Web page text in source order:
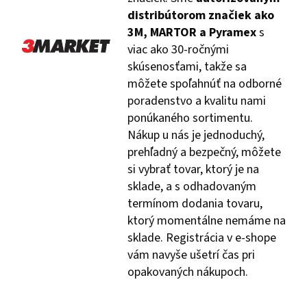
distribútorom značiek ako
3M, MARTOR a Pyramexs
viac ako 30-ročnými
skúsenosťami, takže sa
môžete spoľahnúť na odborné
poradenstvo a kvalitu nami
ponúkaného sortimentu.
Nákup u nás je jednoduchý,
prehľadný a bezpečný, môžete
si vybrať tovar, ktorý je na
sklade, a s odhadovaným
termínom dodania tovaru,
ktorý momentálne nemáme na
sklade. Registrácia v e-shope
vám navyše ušetrí čas pri
opakovaných nákupoch.